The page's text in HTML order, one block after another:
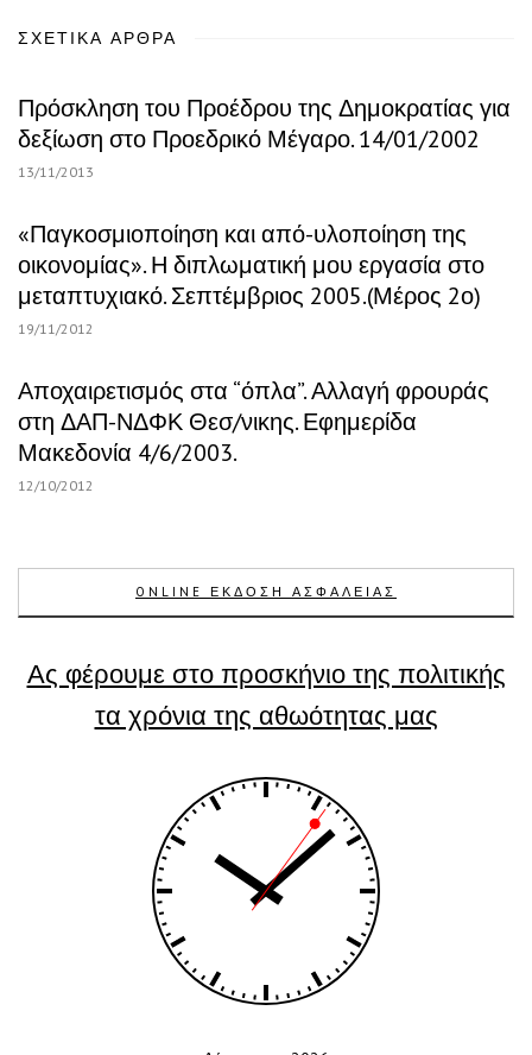
ΣΧΕΤΙΚΆ ΆΡΘΡΑ
Πρόσκληση του Προέδρου της Δημοκρατίας για
δεξίωση στο Προεδρικό Μέγαρο. 14/01/2002
13/11/2013
«Παγκοσμιοποίηση και από-υλοποίηση της
οικονομίας». Η διπλωματική μου εργασία στο
μεταπτυχιακό. Σεπτέμβριος 2005.(Μέρος 2ο)
19/11/2012
Αποχαιρετισμός στα “όπλα”. Αλλαγή φρουράς
στη ΔΑΠ-ΝΔΦΚ Θεσ/νικης. Εφημερίδα
Μακεδονία 4/6/2003.
12/10/2012
ONLINE ΕΚΔΟΣΗ ΑΣΦΑΛΕΙΑΣ
Ας φέρουμε στο προσκήνιο της πολιτικής
τα χρόνια της αθωότητας μας